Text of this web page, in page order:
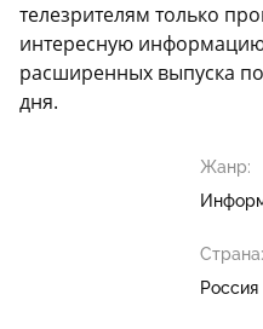
телезрителям только
интересную
расширенных выпуска
дня.
Жанр:
Страна:
Россия